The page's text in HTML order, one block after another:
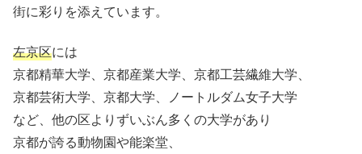
街に彩りを添えています。
左京区には
京都精華大学、京都産業大学、京都工芸繊維大学、
京都芸術大学、京都大学、ノートルダム女子大学
など、他の区よりずいぶん多くの大学があり
京都が誇る動物園や能楽堂、